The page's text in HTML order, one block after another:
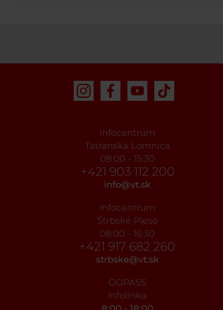
Infocentrum
Tatranská Lomnica
08:00 - 15:30
+421 903 112 200
info@vt.sk
Infocentrum
Štrbské Pleso
08:00 - 16:30
+421 917 682 260
strbske@vt.sk
GOPASS
Infolinka